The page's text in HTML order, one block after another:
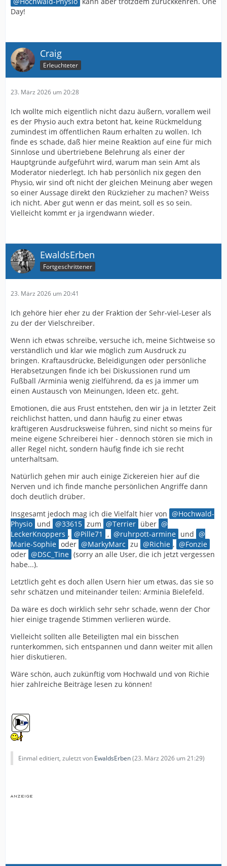
Day!
Craig
Erleuchteter
23. März 2026 um 20:28
Ich wollte mich eigentlich nicht dazu äußern, vorallem weil
es der Physio auch extra betont hat, keine Rückmeldung
zumindest im öffentlichen Raum erhalten zu wollen. Ich
finde es schade, daß hier meine Reaktion auf eine für mich
Sinnlose und übertriebene Belehrung als einer der
Hauptgründe aufgeführt wird, warum man sein Amt als
Moderator niederlegt. Ich hab persönlich nix gegen den
Physio, wir sind oft nicht der gleichen Meinung aber wegen
so einer Aussage direkt den Rückzieher zu machen? Weiss
ich nicht. Aber gut wenn er das meint, soll es so sein.
Vielleicht kommt er ja irgendwann wieder.
EwaldsErben
Fortgeschrittener
23. März 2026 um 20:41
Ich gehöre hier eher zu der Fraktion der Sehr-viel-Leser als
zu der der Vielschreiber.
Wenn ich etwas schreibe, versuche ich, meine Sichtweise so
verständlich und klar wie möglich zum Ausdruck zu
bringen. Kraftausdrücke, Beleidigungen oder persönliche
Herabsetzungen finde ich bei Diskussionen rund um
Fußball /Arminia wenig zielführend, da es ja immer um
einen Austausch von Meinungen, Ideen etc. geht.
Emotionen, die aus Frust entstehen, den wir ja in letzter Zeit
reichlichst hatten, und dann häufig zu einer etwas
kräftigeren Ausdrucksweise führen, sind nicht so meins für
meine eigene Schreiberei hier - dennoch stören sie mich in
aller Regel nicht, sondern häufig finde ich sie recht
unterhaltsam.
Natürlich gehen mir auch einige Zickereien hier auf die
Nerven und ich finde manche persönlichen Angriffe dann
doch deutlich drüber.
Insgesamt jedoch mag ich die Vielfalt hier von
Hochwald-
Physio und 33615 zum Terrier über
LeckerKnoppers , Pille71 , ruhrpott-armine und
Marie-Sophie oder MarkyMarc zu Richie ,
Fonzie
oder
DSC_Tine (sorry an alle User, die ich jetzt vergessen
habe...).
Letztlich geht es doch allen Usern hier um etwas, das sie so
sehr schätzen und miteinander teilen: Arminia Bielefeld.
Da wäre es doch wirklich sehr sehr schade, wenn der Chor
hier einige tragende Stimmen verlieren würde.
Vielleicht sollten alle Beteiligten mal ein bisschen
runterkommen, sich entspannen und dann weiter mit allen
hier diskutieren.
Wäre schön, auch zukünftig vom Hochwald und von Richie
hier zahlreiche Beiträge lesen zu können!
Einmal editiert, zuletzt von EwaldsErben(23. März 2026 um 21:29)